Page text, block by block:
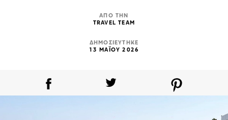
ΑΠΟ ΤΗΝ
TRAVEL TEAM
ΔΗΜΟΣΙΕΥΤΗΚΕ
13 ΜΑΪΟΥ 2026